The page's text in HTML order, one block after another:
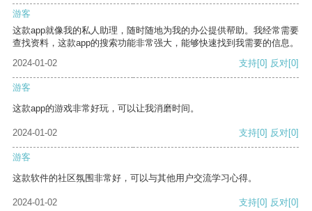
游客
这款app就像我的私人助理，随时随地为我的办公提供帮助。我经常需要
查找资料，这款app的搜索功能非常强大，能够快速找到我需要的信息。
2024-01-02
支持[0] 反对[0]
游客
这款app的游戏非常好玩，可以让我消磨时间。
2024-01-02 支持[0] 反对[0]
游客
这款软件的社区氛围非常好，可以与其他用户交流学习心得。
2024-01-02 支持[0] 反对[0]